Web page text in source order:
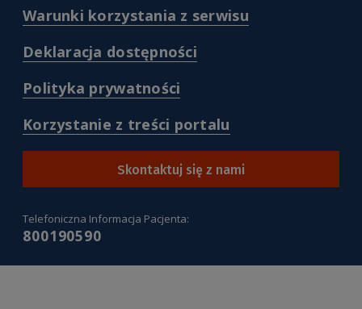
)
Warunki korzystania z serwisu(
/warunki-
Deklaracja dostępności(
/deklaracja-
Polityka prywatności
/polityka-
prywatnosci
)
Korzystanie z treści portalu
/korzystanie-
z-
tresci-
Skontaktuj się z nami
Telefoniczna Informacja Pacjenta:
800190590